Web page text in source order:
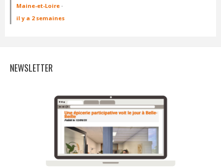
Maine-et-Loire ·
il y a 2 semaines
NEWSLETTER